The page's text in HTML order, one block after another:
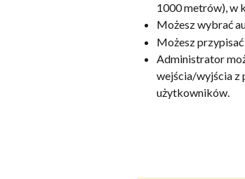
1000 metrów), w
Możesz wybrać
Możesz
Administrator
wejścia/wyjścia z
użytkowników.